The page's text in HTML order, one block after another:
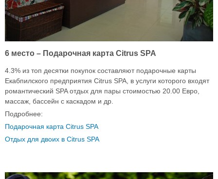
6 место – Подарочная карта Citrus SPA
4.3% из топ десятки покупок составляют подарочные карты
Екабпилского предприятия Citrus SPA, в услуги которого входят
романтический SPA отдых для пары стоимостью 20.00 Евро,
массаж, бассейн с каскадом и др.
Подробнее:
Подарочная карта Citrus SPA
Отдых для двоих в Citrus SPA